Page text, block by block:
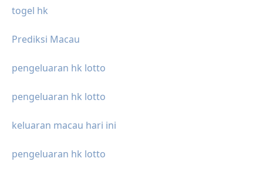
togel hk
Prediksi Macau
pengeluaran hk lotto
pengeluaran hk lotto
keluaran macau hari ini
pengeluaran hk lotto